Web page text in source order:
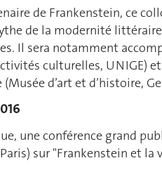
de Frankenstein, ce
de la modernité
Il sera notamment
culturelles, UNIGE)
d’art et d’histoire,
une conférence grand
sur "Frankenstein et